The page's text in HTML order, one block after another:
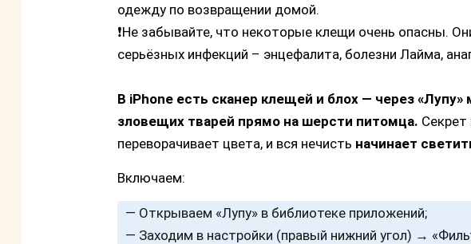
одежду по возвращении домой.
❗️Не забывайте, что некоторые клещи очень опасны.
серьёзных инфекций – энцефалита, болезни Лайма,
В iPhone есть сканер клещей и блох — через
зловещих тварей прямо на шерсти питомца. Секрет
переворачивает цвета, и вся нечисть начинает
Включаем:
— Открываем «Лупу» в библиотеке приложений;
— Заходим в настройки (правый нижний угол) →